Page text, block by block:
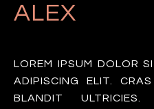
ALEX
LOREM IPSUM DOLOR
ADIPISCING ELIT.
BLANDIT ULTRICIES.